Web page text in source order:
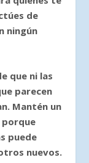
de
ningún
que ni las
parecen
Mantén un
porque
puede
nuevos.